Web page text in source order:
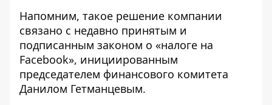
Напомним, такое решение компании
связано с недавно принятым и
подписанным законом о «налоге на
Facebook», инициированным
председателем финансового комитета
Данилом Гетманцевым.